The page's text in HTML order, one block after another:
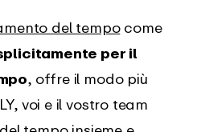
del tempocome
per il
, offre il modo più
voi e il vostro team